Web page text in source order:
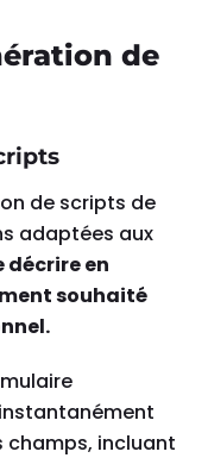
de
de scripts de
adaptées aux
décrire en
souhaité
champs, incluant